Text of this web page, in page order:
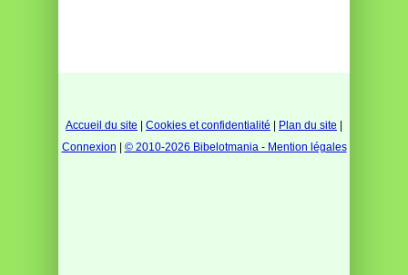
Accueil du site Cookies et confidentialité Plan du site
Connexion
© 2010-2026 Bibelotmania - Mention légales